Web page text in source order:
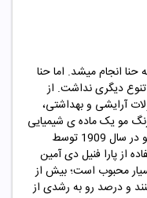
حنا انجام میشد. اما حنا
تنوع دیگری نداشت. از
آرایشی و بهداشتی،
مو یک ماده ­ی شیمیایی
است. اولین محصول تجاری رنگ ­آمیزی مو در سال 1909 توسط
از پارا فنیل دی آمین
محبوب است؛ بیش از
و درصد رو به رشدی از